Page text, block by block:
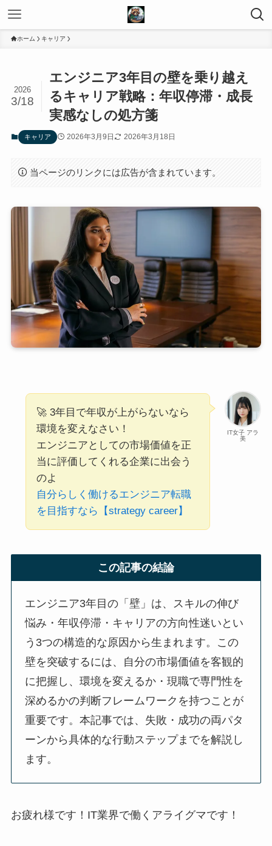
ホーム キャリア
エンジニア3年目の壁を乗り越え
るキャリア戦略：年収停滞・成長
実感なしの処方箋
2026
3/18
キャリア 2026年3月9日 2026年3月18日
当ページのリンクには広告が含まれています。
IT女子 アラ
美
🚀 3年目で年収が上がらないなら
環境を変えなさい！
エンジニアとしての市場価値を正
当に評価してくれる企業に出会う
のよ
自分らしく働けるエンジニア転職
を目指すなら【strategy career】
この記事の結論
エンジニア3年目の「壁」は、スキルの伸び
悩み・年収停滞・キャリアの方向性迷いとい
う3つの構造的な原因から生まれます。この
壁を突破するには、自分の市場価値を客観的
に把握し、環境を変えるか・現職で専門性を
深めるかの判断フレームワークを持つことが
重要です。本記事では、失敗・成功の両パタ
ーンから具体的な行動ステップまでを解説し
ます。
お疲れ様です！IT業界で働くアライグマです！